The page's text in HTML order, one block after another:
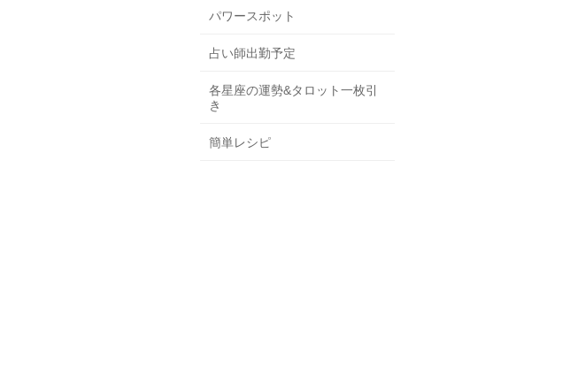
パワースポット
占い師出勤予定
各星座の運勢&タロット一枚引
き
簡単レシピ